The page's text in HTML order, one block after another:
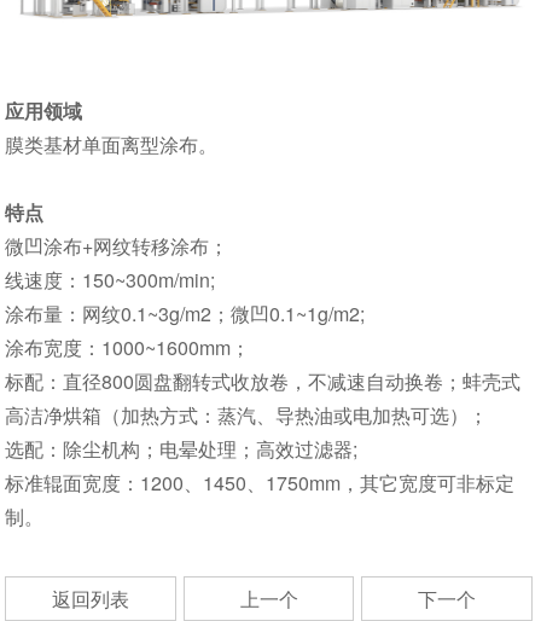
应用领域
膜类基材单面离型涂布。
特点
微凹涂布+网纹转移涂布；
线速度：150~300m/min;
涂布量：网纹0.1~3g/m2；微凹0.1~1g/m2;
涂布宽度：1000~1600mm；
标配：直径800圆盘翻转式收放卷，不减速自动换卷；蚌壳式
高洁净烘箱（加热方式：蒸汽、导热油或电加热可选）；
选配：除尘机构；电晕处理；高效过滤器;
标准辊面宽度：1200、1450、1750mm，其它宽度可非标定
制。
返回列表 上一个 下一个